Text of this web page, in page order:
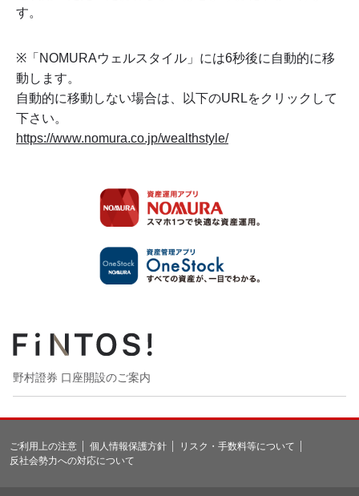
す。
※「NOMURAウェルスタイル」には6秒後に自動的に移
動します。
自動的に移動しない場合は、以下のURLをクリックして
下さい。
https://www.nomura.co.jp/wealthstyle/
野村證券 口座開設のご案内
ご利用上の注意 個人情報保護方針
リスク・手数料等について
反社会勢力への対応について